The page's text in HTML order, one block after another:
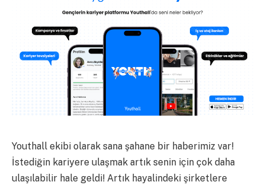
Youthall ekibi olarak sana şahane bir haberimiz var!
İstediğin kariyere ulaşmak artık senin için çok daha
ulaşılabilir hale geldi! Artık hayalindeki şirketlere